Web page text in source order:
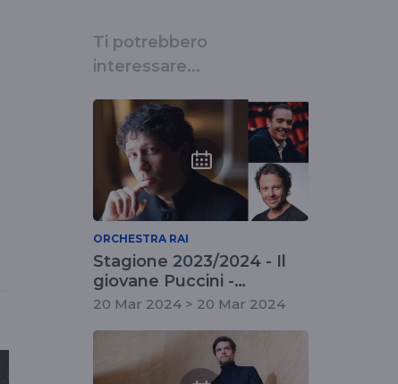
Ti potrebbero
interessare...
ORCHESTRA RAI
Stagione 2023/2024 - Il
giovane Puccini -
concerto fuori
20 Mar 2024 > 20 Mar 2024